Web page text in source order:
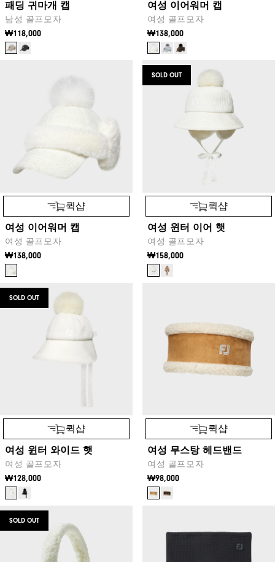
패딩 귀마개 캡
남성 골프모자
₩118,000
여성 이어워머 캡
여성 골프모자
₩138,000
퀵샵
여성 이어워머 캡
여성 골프모자
₩138,000
SOLD OUT
퀵샵
여성 윈터 이어 햇
여성 골프모자
₩158,000
SOLD OUT
퀵샵
여성 윈터 와이드 햇
여성 골프모자
₩128,000
퀵샵
여성 무스탕 헤드밴드
여성 골프모자
₩98,000
SOLD OUT